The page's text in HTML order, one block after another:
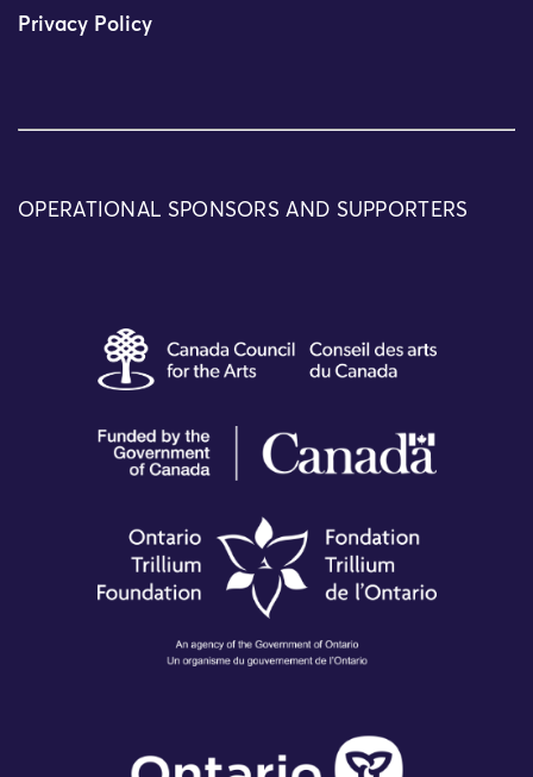
Privacy Policy
OPERATIONAL SPONSORS AND SUPPORTERS